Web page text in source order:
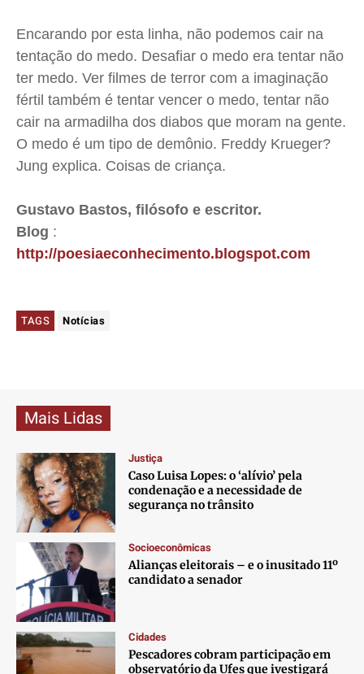
Encarando por esta linha, não podemos cair na
tentação do medo. Desafiar o medo era tentar não
ter medo. Ver filmes de terror com a imaginação
fértil também é tentar vencer o medo, tentar não
cair na armadilha dos diabos que moram na gente.
O medo é um tipo de demônio. Freddy Krueger?
Jung explica. Coisas de criança.
Gustavo Bastos, filósofo e escritor.
Blog :
http://poesiaeconhecimento.blogspot.com
TAGS Notícias
Mais Lidas
Justiça
Caso Luisa Lopes: o ‘alívio’ pela
condenação e a necessidade de
segurança no trânsito
Socioeconômicas
Alianças eleitorais – e o inusitado 11º
candidato a senador
Cidades
Pescadores cobram participação em
observatório da Ufes que ivestigará